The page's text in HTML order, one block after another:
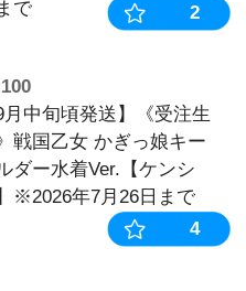
生産》戦国
※2026年7月
¥9,900